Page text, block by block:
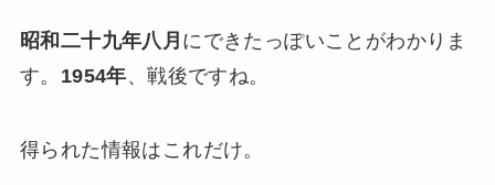
昭和二十九年八月 にできたっぽいことがわかりま
す。 1954年、戦後ですね。
得られた情報はこれだけ。